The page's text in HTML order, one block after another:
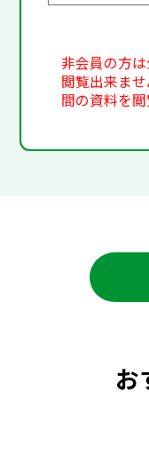
非会員の方
閲覧出来ま
間の資料を閲
お